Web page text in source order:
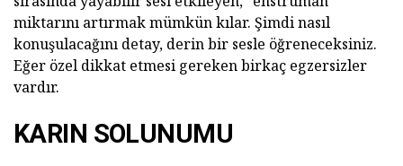
miktarını artırmak mümkün kılar. Şimdi nasıl
konuşulacağını detay, derin bir sesle öğreneceksiniz.
Eğer özel dikkat etmesi gereken birkaç egzersizler
vardır.
KARIN SOLUNUMU